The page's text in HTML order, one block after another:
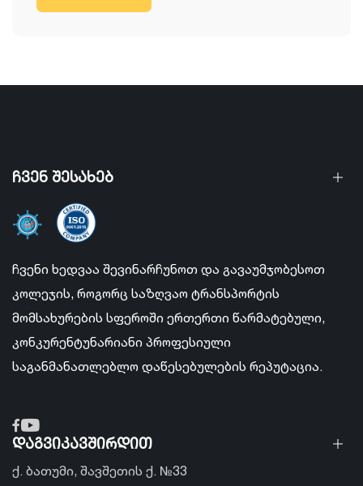
ჩვენ შესახებ
ჩვენი ხედვაა შევინარჩუნოთ და გავაუმჯობესოთ
კოლეჯის, როგორც საზღვაო ტრანსპორტის
მომსახურების სფეროში ერთერთი წარმატებული,
კონკურენტუნარიანი პროფესიული
საგანმანათლებლო დაწესებულების რეპუტაცია.
დაგვიკავშირდით
ქ. ბათუმი, შავშეთის ქ. №33